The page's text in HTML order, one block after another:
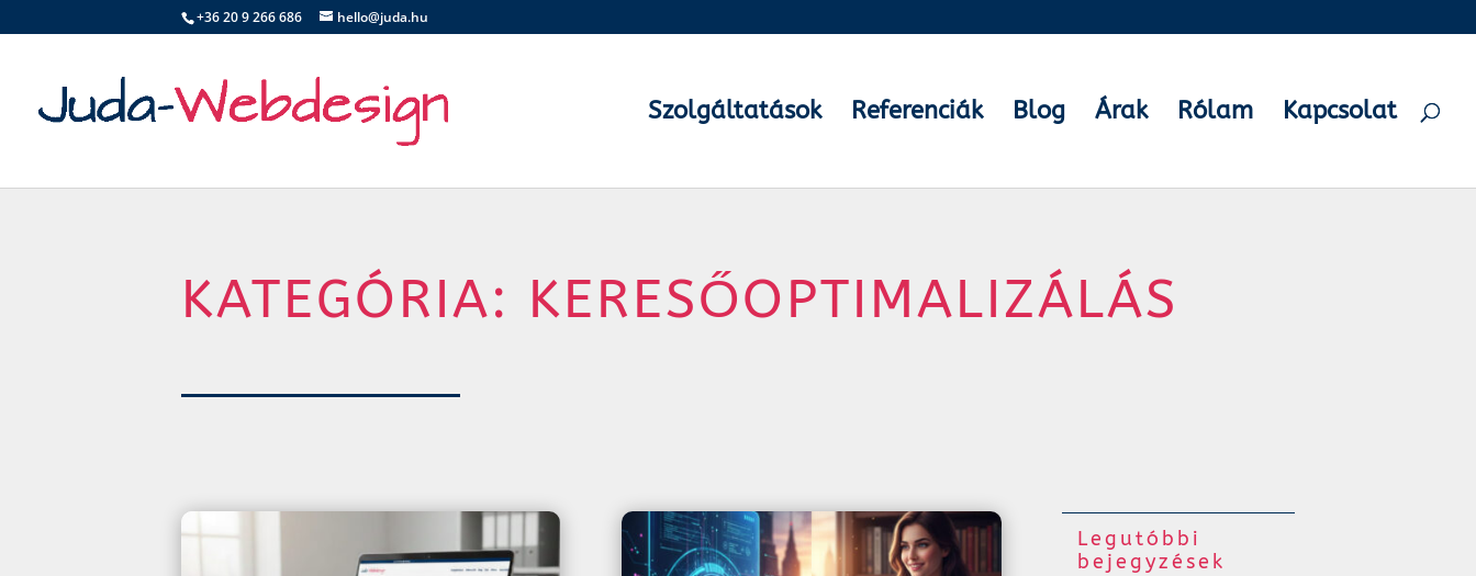
+36 20 9 266 686 hello@juda.hu
Szolgáltatások Referenciák Blog Árak Rólam Kapcsolat
KATEGÓRIA: KERESŐOPTIMALIZÁLÁS
Legutóbbi
bejegyzések